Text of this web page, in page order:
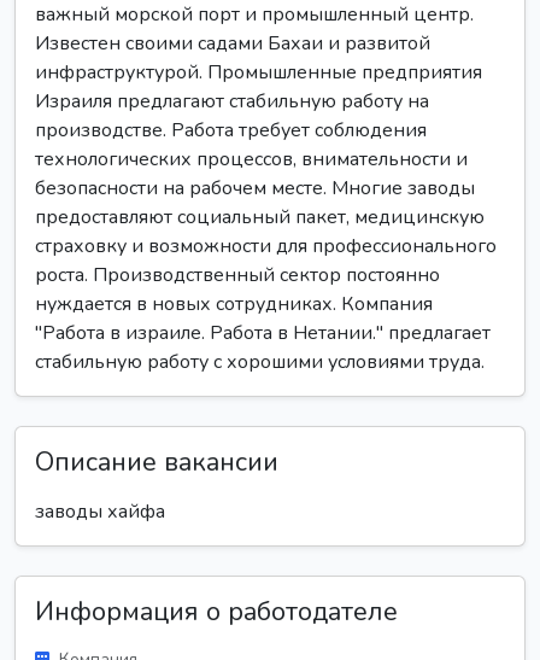
важный морской порт и промышленный центр.
Известен своими садами Бахаи и развитой
инфраструктурой. Промышленные предприятия
Израиля предлагают стабильную работу на
производстве. Работа требует соблюдения
технологических процессов, внимательности и
безопасности на рабочем месте. Многие заводы
предоставляют социальный пакет, медицинскую
страховку и возможности для профессионального
роста. Производственный сектор постоянно
нуждается в новых сотрудниках. Компания
"Работа в израиле. Работа в Нетании." предлагает
стабильную работу с хорошими условиями труда.
Описание вакансии
заводы хайфа
Информация о работодателе